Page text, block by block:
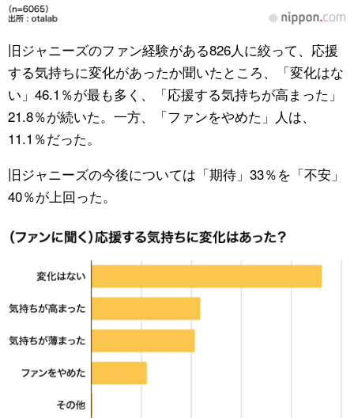
旧ジャニーズのファン経験がある826人に絞って、応援
する気持ちに変化があったか聞いたところ、「変化はな
い」46.1％が最も多く、「応援する気持ちが高まった」
21.8％が続いた。一方、「ファンをやめた」人は、
11.1％だった。
旧ジャニーズの今後については「期待」33％を「不安」
40％が上回った。